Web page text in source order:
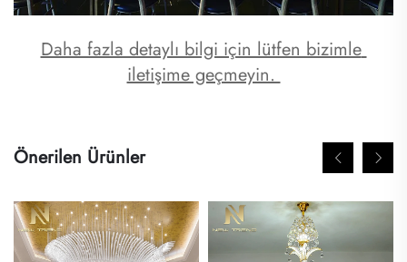
Daha fazla detaylı bilgi için lütfen bizimle
iletişime geçmeyin.
Önerilen Ürünler